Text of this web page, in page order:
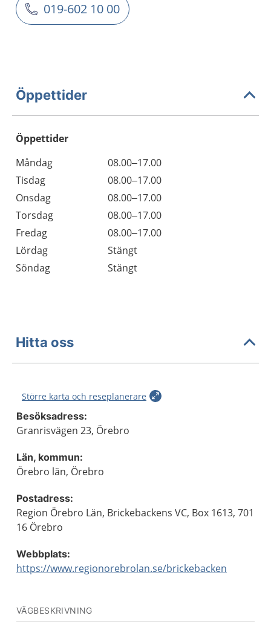
019-602 10 00
Öppettider
Öppettider
Dag
Öppettider
Kommentarer
Måndag
08.00–17.00
Tisdag
08.00–17.00
Onsdag
08.00–17.00
Torsdag
08.00–17.00
Fredag
08.00–17.00
Lördag
Stängt
Söndag
Stängt
Hitta oss
Större karta och reseplanerare
Besöksadress:
Granrisvägen 23, Örebro
Län, kommun:
Örebro län, Örebro
Postadress:
Region Örebro Län, Brickebackens VC, Box 1613, 701
16 Örebro
Webbplats:
https://www.regionorebrolan.se/brickebacken
VÄGBESKRIVNING